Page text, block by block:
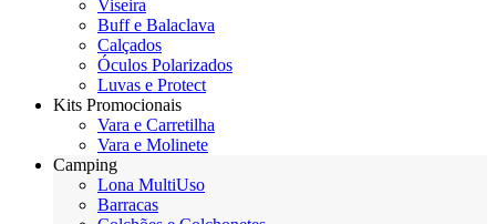
Viseira
Buff e Balaclava
Calçados
Óculos Polarizados
Luvas e Protect
Kits Promocionais
Vara e Carretilha
Vara e Molinete
Camping
Lona MultiUso
Barracas